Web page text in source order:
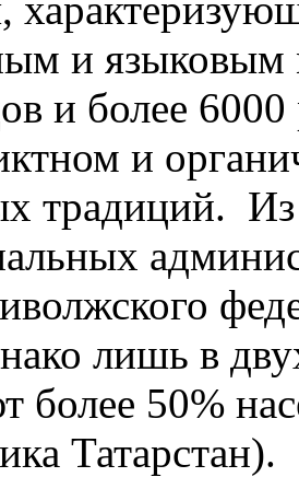
и языковым
и более
и
традиций.
лишь в
более 50%
Татарстан).